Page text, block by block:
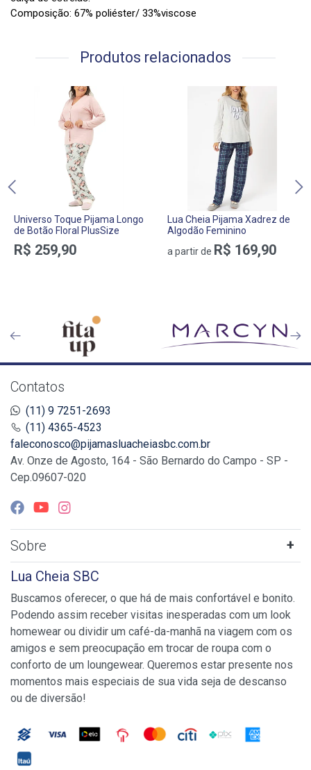
Composição: 67% poliéster/ 33%viscose
Produtos relacionados
Universo Toque Pijama Longo
de Botão Floral PlusSize
R$ 259,90
Lua Cheia Pijama Xadrez de
Algodão Feminino
a partir de R$ 169,90
Contatos
(11) 9 7251-2693
(11) 4365-4523
faleconosco@pijamasluacheiasbc.com.br
Av. Onze de Agosto, 164 - São Bernardo do Campo - SP -
Cep.09607-020
Sobre
Lua Cheia SBC
Buscamos oferecer, o que há de mais confortável e bonito.
Podendo assim receber visitas inesperadas com um look
homewear ou dividir um café-da-manhã na viagem com os
amigos e sem preocupação em trocar de roupa com o
conforto de um loungewear. Queremos estar presente nos
momentos mais especiais de sua vida seja de descanso
ou de diversão!